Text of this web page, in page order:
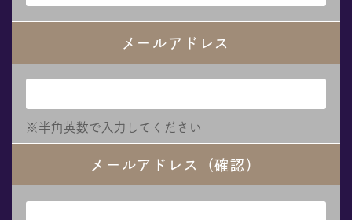
メールアドレス
※半角英数で入力してください
メールアドレス（確認）